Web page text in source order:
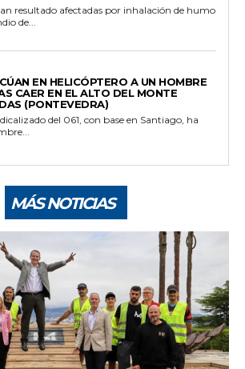
resultado afectadas por inhalación de humo
de...
EN HELICÓPTERO A UN HOMBRE
CAER EN EL ALTO DEL MONTE
(PONTEVEDRA)
del 061, con base en Santiago, ha
MÁS NOTICIAS